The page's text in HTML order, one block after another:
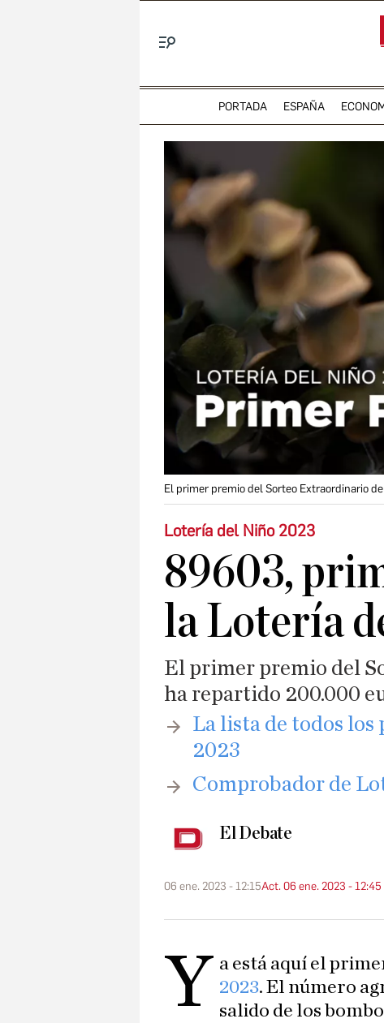
PORTADA ESPAÑA
El primer premio del Sorteo Extraordinario
Lotería del Niño 2023
89603,
la Lotería
El primer premio del
ha repartido 200.000
​La lista de todos
2023
Comprobador de
El Debate
06 ene. 2023 - 12:15Act. 06 ene. 2023 - 12:45
Y a está aquí el
2023. El número
salido de los